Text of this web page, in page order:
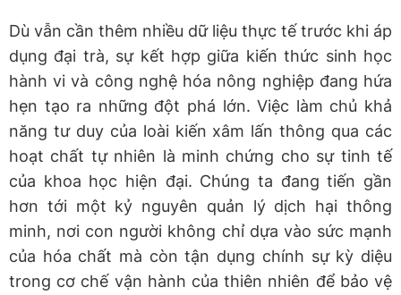
Dù vẫn cần thêm nhiều dữ liệu thực tế trước khi áp
dụng đại trà, sự kết hợp giữa kiến thức sinh học
hành vi và công nghệ hóa nông nghiệp đang hứa
hẹn tạo ra những đột phá lớn. Việc làm chủ khả
năng tư duy của loài kiến xâm lấn thông qua các
hoạt chất tự nhiên là minh chứng cho sự tinh tế
của khoa học hiện đại. Chúng ta đang tiến gần
hơn tới một kỷ nguyên quản lý dịch hại thông
minh, nơi con người không chỉ dựa vào sức mạnh
của hóa chất mà còn tận dụng chính sự kỳ diệu
trong cơ chế vận hành của thiên nhiên để bảo vệ